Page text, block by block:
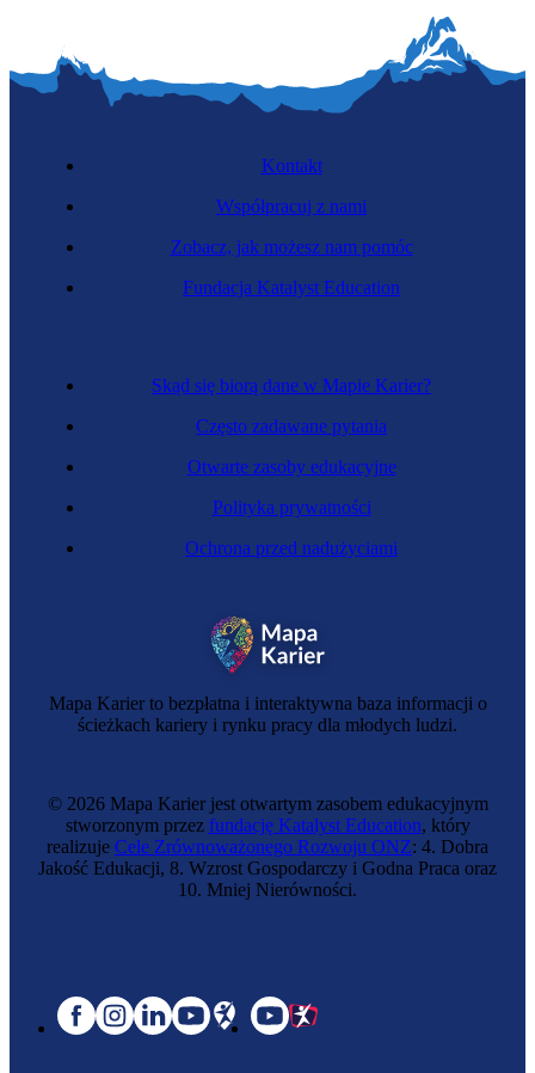
Mapa Karier to bezpłatna i interaktywna baza informacji o
ścieżkach kariery i rynku pracy dla młodych ludzi.
Skąd się biorą dane w Mapie Karier?
Często zadawane pytania
Otwarte zasoby edukacyjne
Polityka prywatności
Ochrona przed nadużyciami
Kontakt
Współpracuj z nami
Zobacz, jak możesz nam pomóc
Fundacja Katalyst Education
© 2026 Mapa Karier jest otwartym zasobem edukacyjnym
stworzonym przez fundację Katalyst Education, który
realizuje Cele Zrównoważonego Rozwoju ONZ: 4. Dobra
Jakość Edukacji, 8. Wzrost Gospodarczy i Godna Praca oraz
10. Mniej Nierówności.